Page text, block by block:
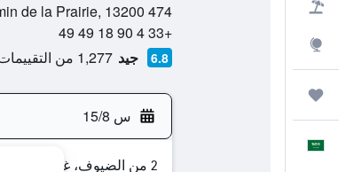
474 Chemin de la Prairie, 13200, آرل, إقليم بوش دو رون, فرنسا
+33 4 90 18 49 49
6.8 جيد 1,277 من التقييمات تم التحقق منها
س 15/8
2 من الضيوف، غرفة واحدة